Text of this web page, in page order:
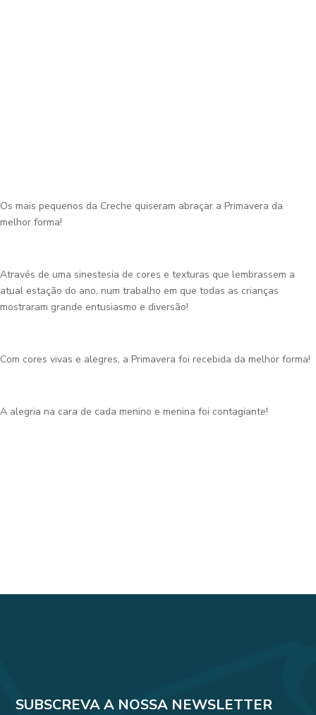
Os mais pequenos da Creche quiseram abraçar a Primavera da
melhor forma!
Através de uma sinestesia de cores e texturas que lembrassem a
atual estação do ano, num trabalho em que todas as crianças
mostraram grande entusiasmo e diversão!
Com cores vivas e alegres, a Primavera foi recebida da melhor forma!
A alegria na cara de cada menino e menina foi contagiante!
SUBSCREVA A NOSSA NEWSLETTER